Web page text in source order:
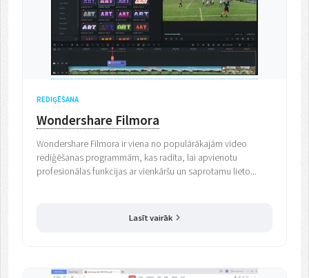
REDIĢĒŠANA
Wondershare Filmora
Wondershare Filmora ir viena no populārākajām video
rediģēšanas programmām, kas radīta, lai apvienotu
profesionālas funkcijas ar vienkāršu un saprotamu lieto...
Lasīt vairāk